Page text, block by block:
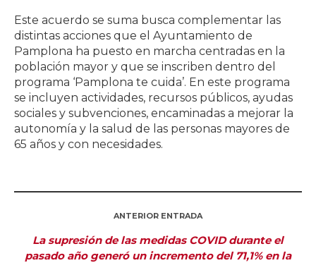
Este acuerdo se suma busca complementar las
distintas acciones que el Ayuntamiento de
Pamplona ha puesto en marcha centradas en la
población mayor y que se inscriben dentro del
programa ‘Pamplona te cuida’. En este programa
se incluyen actividades, recursos públicos, ayudas
sociales y subvenciones, encaminadas a mejorar la
autonomía y la salud de las personas mayores de
65 años y con necesidades.
ANTERIOR ENTRADA
La supresión de las medidas COVID durante el
pasado año generó un incremento del 71,1% en la